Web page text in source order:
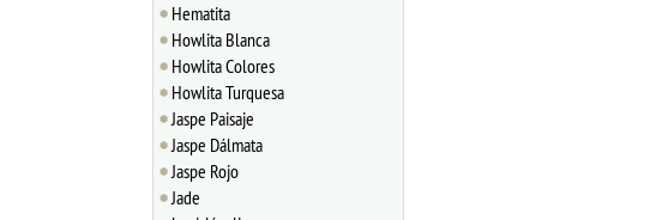
Hematita
Howlita Blanca
Howlita Colores
Howlita Turquesa
Jaspe Paisaje
Jaspe Dálmata
Jaspe Rojo
Jade